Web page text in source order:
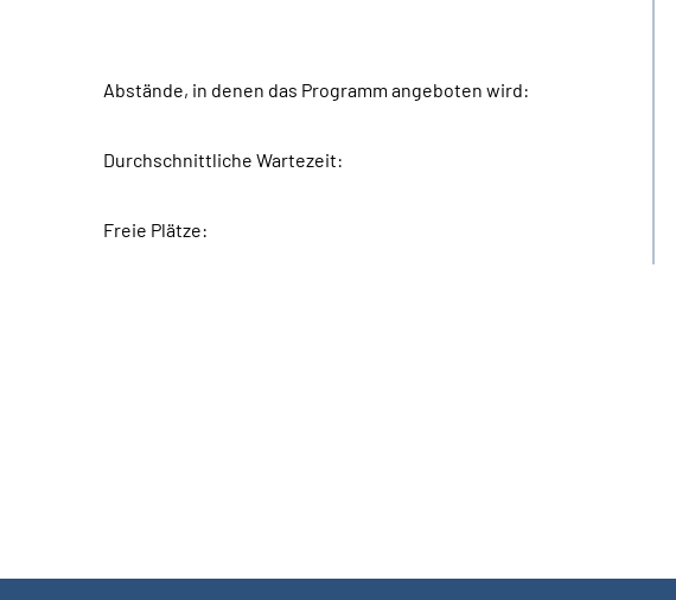
Abstände, in denen das Programm angeboten wird:
Durchschnittliche Wartezeit:
Freie Plätze: